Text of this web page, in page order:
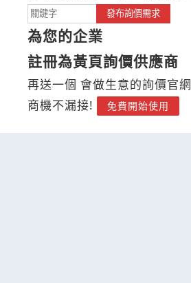
發布詢價需求
為您的企業
註冊為黃頁詢價供應商
再送一個 會做生意的詢價官網
商機不漏接!
免費開始使用